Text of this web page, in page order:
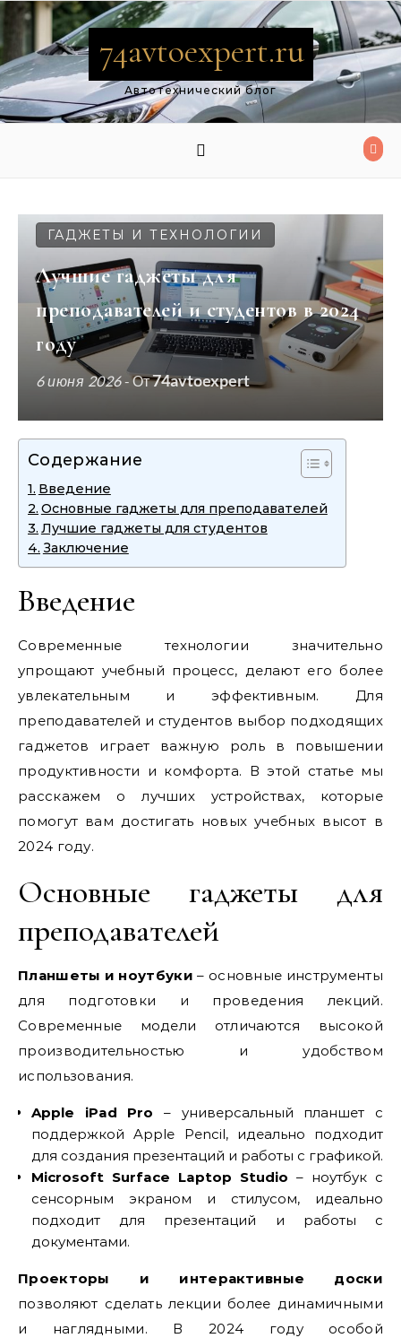
Перейти к содержимому
74avtoexpert.ru
Автотехнический блог
ГАДЖЕТЫ И ТЕХНОЛОГИИ
Лучшие гаджеты для
преподавателей и студентов в 2024
году
6 июня 2026- От74avtoexpert
Содержание
Введение
Основные гаджеты для преподавателей
Лучшие гаджеты для студентов
Заключение
Введение
Современные технологии значительно
упрощают учебный процесс, делают его более
увлекательным и эффективным. Для
преподавателей и студентов выбор подходящих
гаджетов играет важную роль в повышении
продуктивности и комфорта. В этой статье мы
расскажем о лучших устройствах, которые
помогут вам достигать новых учебных высот в
2024 году.
Основные гаджеты для
преподавателей
Планшеты и ноутбуки – основные инструменты
для подготовки и проведения лекций.
Современные модели отличаются высокой
производительностью и удобством
использования.
Apple iPad Pro – универсальный планшет с
поддержкой Apple Pencil, идеально подходит
для создания презентаций и работы с графикой.
Microsoft Surface Laptop Studio – ноутбук с
сенсорным экраном и стилусом, идеально
подходит для презентаций и работы с
документами.
Проекторы и интерактивные доски
позволяют сделать лекции более динамичными
и наглядными. В 2024 году особой